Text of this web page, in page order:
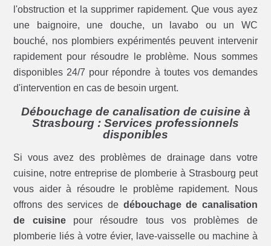
l'obstruction et la supprimer rapidement. Que vous ayez
une baignoire, une douche, un lavabo ou un WC
bouché, nos plombiers expérimentés peuvent intervenir
rapidement pour résoudre le problème. Nous sommes
disponibles 24/7 pour répondre à toutes vos demandes
d'intervention en cas de besoin urgent.
Débouchage de canalisation de cuisine à
Strasbourg : Services professionnels
disponibles
Si vous avez des problèmes de drainage dans votre
cuisine, notre entreprise de plomberie à Strasbourg peut
vous aider à résoudre le problème rapidement. Nous
offrons des services de débouchage de canalisation
de cuisinepour résoudre tous vos problèmes de
plomberie liés à votre évier, lave-vaisselle ou machine à